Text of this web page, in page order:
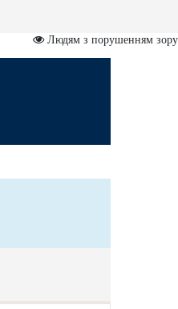
Людям з порушенням зору